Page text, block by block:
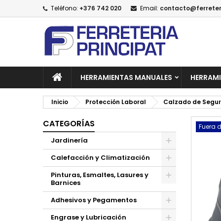
Teléfono: +376 742 020 Email:
HERRAMIENTAS MANUALES
Inicio Protección Laboral Calzado de
CATEGORÍAS
Jardinería
Calefacción y Climatización
Pinturas, Esmaltes, Lasures y
Barnices
Adhesivos y Pegamentos
Engrase y Lubricación
Fuera